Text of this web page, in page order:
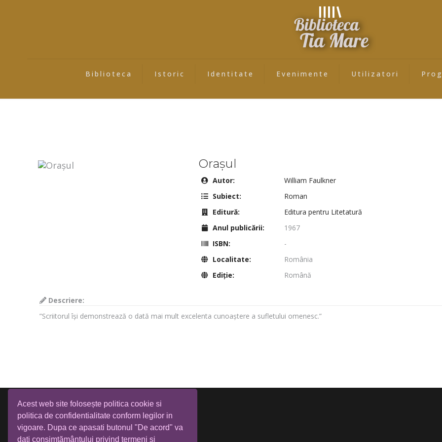
Acest web site folosește politica cookie si
politica de confidentialitate conform legilor in
vigoare. Dupa ce apasati butonul "De acord" va
dati consimțământului privind termeni si
Biblioteca Istoric Identitate Evenimente Utilizatori
Orașul
Autor:
William Faulkner
Subiect:
Roman
Editură:
Editura pentru Litetatură
Anul publicării:
1967
ISBN:
-
Localitate:
România
Ediţie:
Română
Descriere:
”Scriitorul își demonstrează o dată mai mult excelenta cunoaștere a sufletului omenesc.”